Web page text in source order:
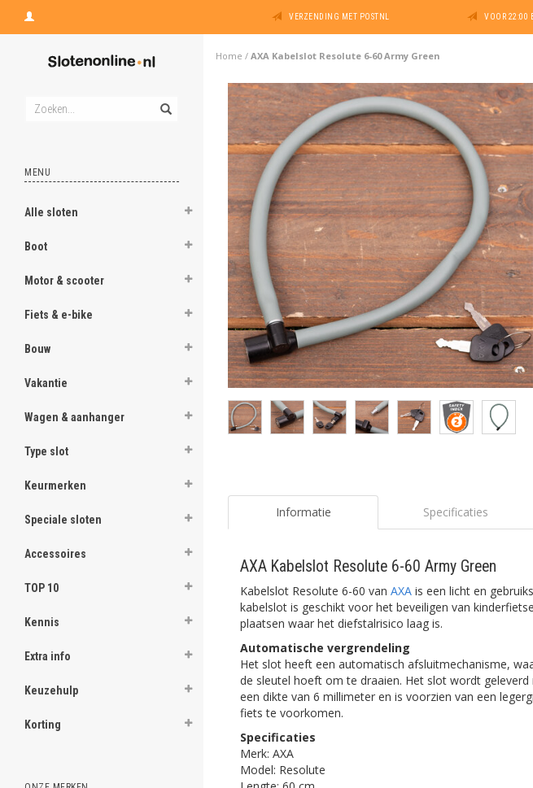
VERZENDING MET POSTNL VOOR 22:00
MENU
Alle sloten
Boot
Motor & scooter
Fiets & e-bike
Bouw
Vakantie
Wagen & aanhanger
Type slot
Keurmerken
Speciale sloten
Accessoires
TOP 10
Kennis
Extra info
Keuzehulp
Korting
Home / AXA Kabelslot Resolute 6-60 Army Green
Informatie Specificaties
AXA Kabelslot Resolute 6-60 Army Green
Kabelslot Resolute 6-60 van AXA is een licht en
kabelslot is geschikt voor het beveiligen van
plaatsen waar het diefstalrisico laag is.
Automatische vergrendeling
Het slot heeft een automatisch afsluitmechanisme,
de sleutel hoeft om te draaien. Het slot wordt
een dikte van 6 millimeter en is voorzien van een
fiets te voorkomen.
Specificaties
Merk: AXA
Model: Resolute